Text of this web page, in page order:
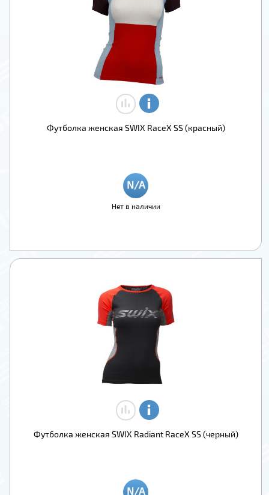
Футболка женская SWIX RaceX SS (красный)
Нет в наличии
Футболка женская SWIX Radiant RaceX SS (черный)